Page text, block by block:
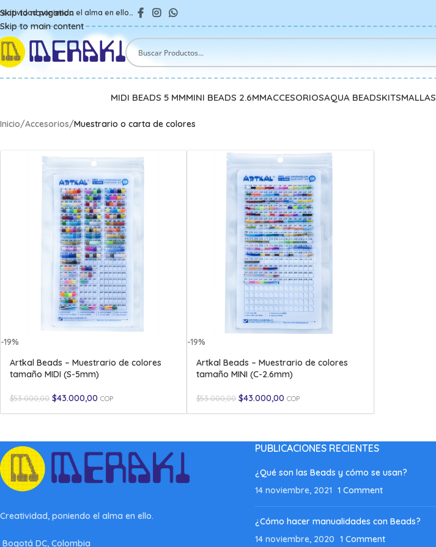
Skip to navigation
Skip to main content
poniendo el alma en ello…
MIDI BEADS 5 MMMINI BEADS 2.6MMACCESORIOSAQUA BEADSKITSMALLAS
Inicio/Accesorios/Muestrario o carta de colores
-19%
Artkal Beads – Muestrario de colores
tamaño MIDI (S-5mm)
$53.000,00 $43.000,00 COP
-19%
Artkal Beads – Muestrario de colores
tamaño MINI (C-2.6mm)
$53.000,00 $43.000,00 COP
Creatividad, poniendo el alma en ello.
Bogotá DC, Colombia
PUBLICACIONES RECIENTES
¿Qué son las Beads y cómo se usan?
14 noviembre, 2021 1 Comment
¿Cómo hacer manualidades con Beads?
14 noviembre, 2020 1 Comment